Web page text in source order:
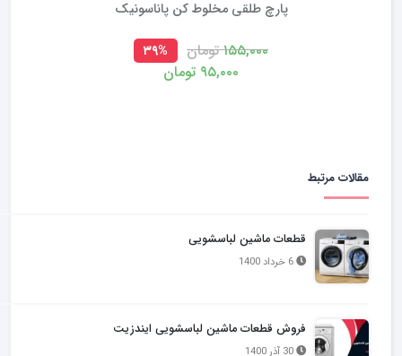
۱۰۹,۰۰۰ تومان
مقالات مرتبط
قطعات ماشین لباسشویی
فروش قطعات ماشین لباسشویی ایندزیت